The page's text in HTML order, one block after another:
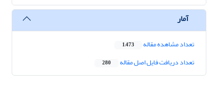
آمار
تعداد مشاهده مقاله 1,473
تعداد دریافت فایل اصل مقاله 280